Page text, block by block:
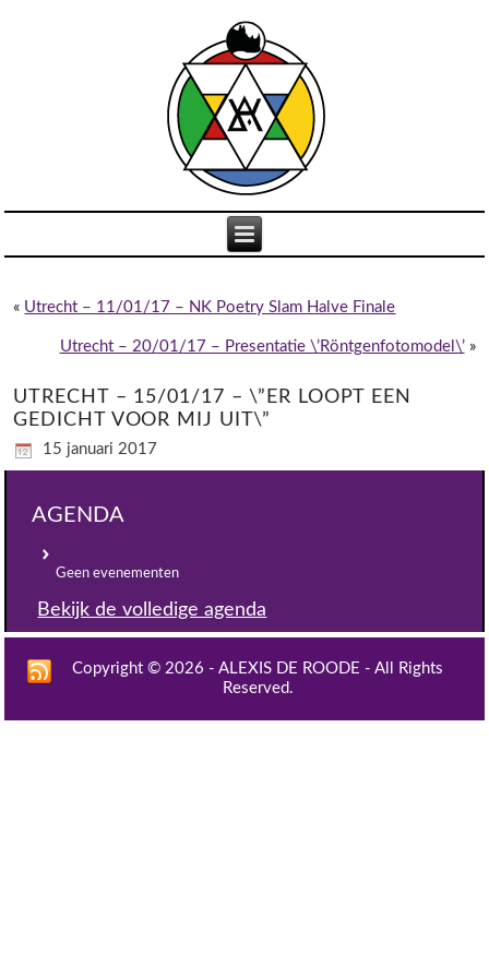
« Utrecht – 11/01/17 – NK Poetry Slam Halve Finale
Utrecht – 20/01/17 – Presentatie \’Röntgenfotomodel\’»
UTRECHT – 15/01/17 – \”ER LOOPT EEN
GEDICHT VOOR MIJ UIT\”
15 januari 2017
AGENDA
Geen evenementen
Bekijk de volledige agenda
Copyright © 2026 - ALEXIS DE ROODE - All Rights
Reserved.